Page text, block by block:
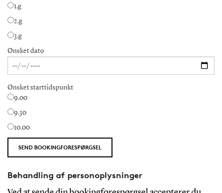
1.g
2.g
3.g
Ønsket dato
Ønsket starttidspunkt
9.00
9.30
10.00
Behandling af personoplysninger